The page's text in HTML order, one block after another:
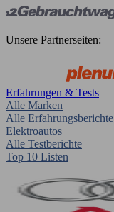
Unsere Partnerseiten:
Erfahrungen & Tests
Alle Marken
Alle Erfahrungsberichte
Elektroautos
Alle Testberichte
Top 10 Listen